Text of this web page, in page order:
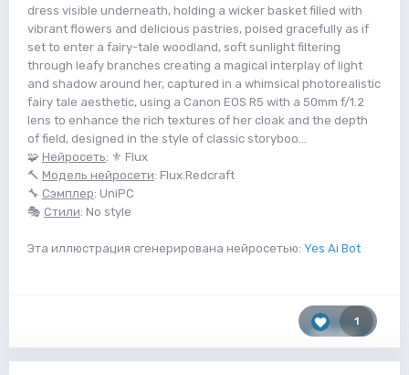
dress visible underneath, holding a wicker basket filled with
vibrant flowers and delicious pastries, poised gracefully as if
set to enter a fairy-tale woodland, soft sunlight filtering
through leafy branches creating a magical interplay of light
and shadow around her, captured in a whimsical photorealistic
fairy tale aesthetic, using a Canon EOS R5 with a 50mm f/1.2
lens to enhance the rich textures of her cloak and the depth
of field, designed in the style of classic storyboo...
🧩 Нейросеть: ⚜️ Flux
🔨 Модель нейросети: Flux.Redcraft
🔧 Сэмплер: UniPC
🎭 Стили: No style
Эта иллюстрация сгенерирована нейросетью: Yes Ai Bot
1